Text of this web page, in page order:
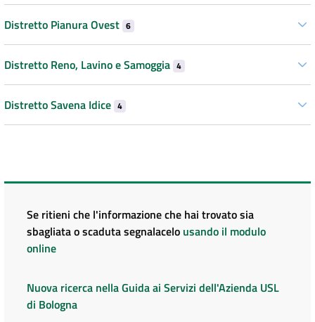
Distretto Pianura Ovest 6
Distretto Reno, Lavino e Samoggia 4
Distretto Savena Idice 4
Se ritieni che l'informazione che hai trovato sia
sbagliata o scaduta segnalacelo usando il modulo
online
Nuova ricerca nella Guida ai Servizi dell'Azienda USL
di Bologna